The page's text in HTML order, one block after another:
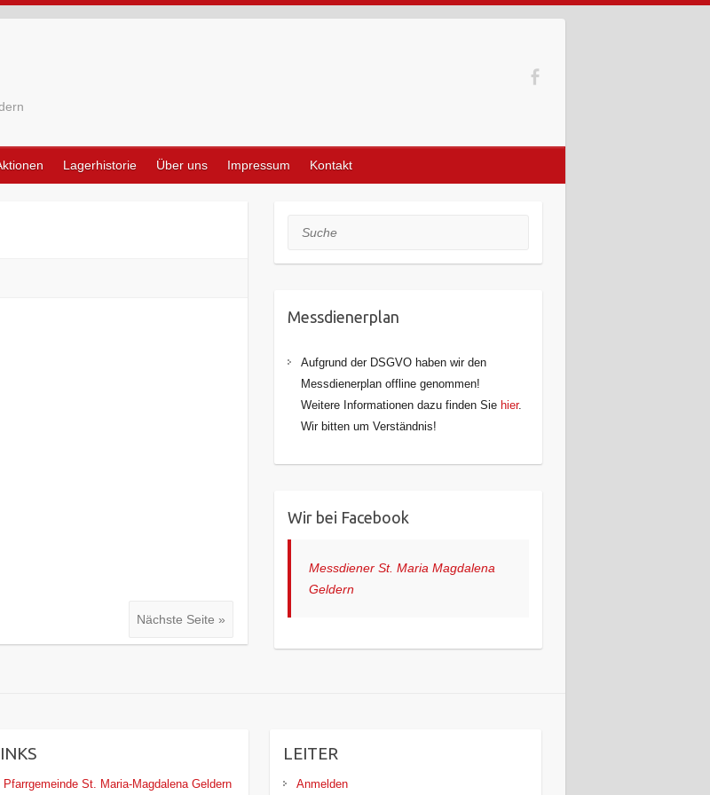
Lagerhistorie Über uns Impressum Kontakt
Nächste Seite »
Suche
Messdienerplan
Aufgrund der DSGVO haben wir den
Messdienerplan offline genommen!
Weitere Informationen dazu finden Sie hier.
Wir bitten um Verständnis!
Wir bei Facebook
Messdiener St. Maria Magdalena
Geldern
Pfarrgemeinde St. Maria-Magdalena Geldern
LEITER
Anmelden